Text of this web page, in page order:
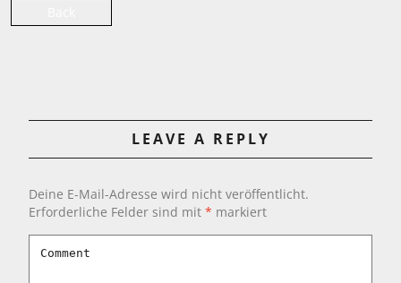
LEAVE A REPLY
Deine E-Mail-Adresse wird nicht veröffentlicht.
Erforderliche Felder sind mit * markiert